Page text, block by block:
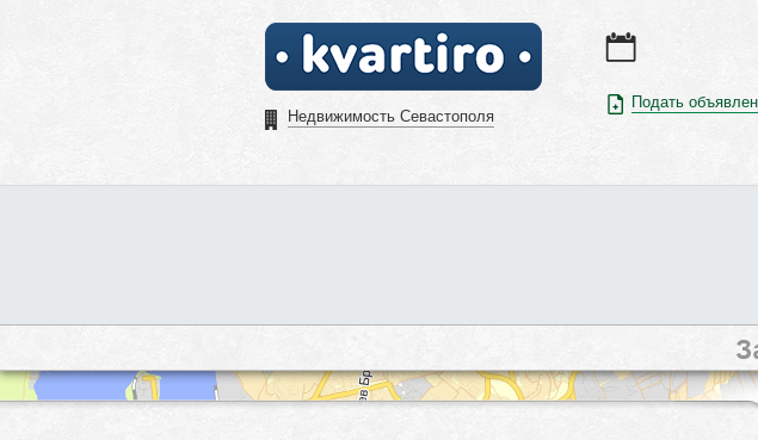
Недвижимость Севастополя
Подать